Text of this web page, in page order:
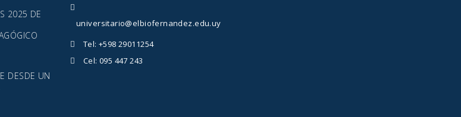
2025 DE
DESDE UN
universitario@elbiofernandez.edu.uy
Tel: +598 29011254
Cel: 095 447 243